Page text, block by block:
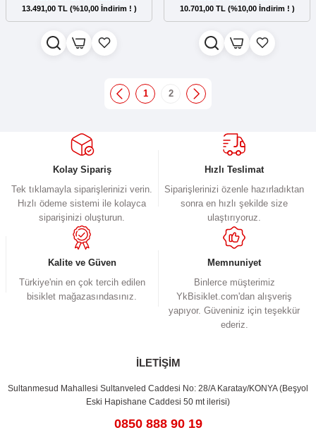
13.491,00 TL (%10,00 İndirim ! ) 10.701,00 TL (%10,00 İndirim ! )
1 2
Kolay Sipariş
Tek tıklamayla siparişlerinizi verin.
Hızlı ödeme sistemi ile kolayca
siparişinizi oluşturun.
Hızlı Teslimat
Siparişlerinizi özenle hazırladıktan
sonra en hızlı şekilde size
ulaştırıyoruz.
Kalite ve Güven
Türkiye'nin en çok tercih edilen
bisiklet mağazasındasınız.
Memnuniyet
Binlerce müşterimiz
YkBisiklet.com'dan alışveriş
yapıyor. Güveniniz için teşekkür
ederiz.
İLETİŞİM
Sultanmesud Mahallesi Sultanveled Caddesi No: 28/A Karatay/KONYA (Beşyol
Eski Hapishane Caddesi 50 mt ilerisi)
0850 888 90 19